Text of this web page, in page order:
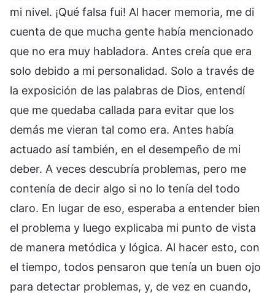
mi nivel. ¡Qué falsa fui! Al hacer memoria, me di
cuenta de que mucha gente había mencionado
que no era muy habladora. Antes creía que era
solo debido a mi personalidad. Solo a través de
la exposición de las palabras de Dios, entendí
que me quedaba callada para evitar que los
demás me vieran tal como era. Antes había
actuado así también, en el desempeño de mi
deber. A veces descubría problemas, pero me
contenía de decir algo si no lo tenía del todo
claro. En lugar de eso, esperaba a entender bien
el problema y luego explicaba mi punto de vista
de manera metódica y lógica. Al hacer esto, con
el tiempo, todos pensaron que tenía un buen ojo
para detectar problemas, y, de vez en cuando,